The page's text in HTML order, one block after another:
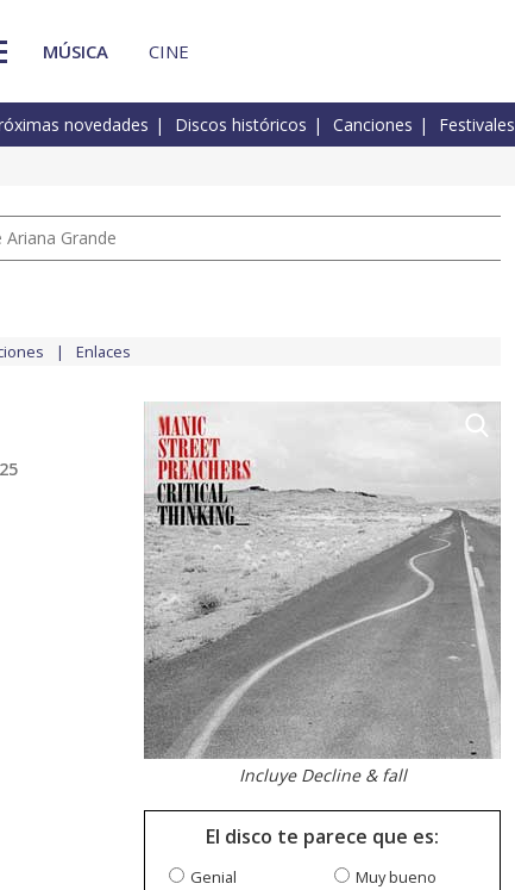
MÚSICA CINE
novedades Discos históricos Canciones Festivales
Grande
Enlaces
Incluye Decline & fall
El disco te parece que es:
Genial
Muy bueno